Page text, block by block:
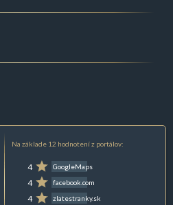
Na základe 12 hodnotení z portálov:
4 GoogleMaps
4 facebook.com
4 zlatestranky.sk